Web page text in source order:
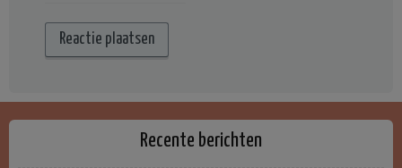
Recente berichten